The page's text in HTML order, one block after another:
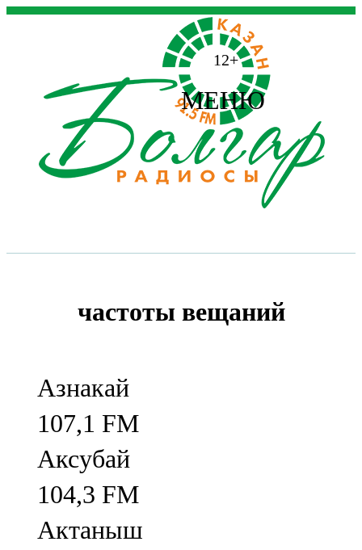
12+
МЕНЮ
частоты вещаний
Азнакай
107,1 FM
Аксубай
104,3 FM
Актаныш